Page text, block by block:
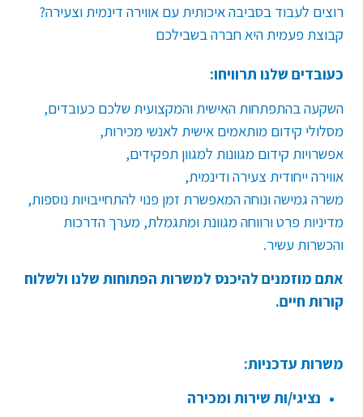
רוצים לעבוד בסביבה איכותית עם אווירה דינמית וצעירה?
קבוצת פעמית היא חברה בשבילכם
כעובדים שלנו תרוויחו:
השקעה בהתפתחות האישית והמקצועית שלכם כעובדים,
מסלולי קידום מותאמים אישית לאנשי מכירות,
אפשרויות קידום מגוונות למגוון תפקידים,
אווירה ייחודית צעירה ודינמית,
משרה גמישה ונוחה המאפשרת זמן פנוי להתחייבויות נוספות,
מדיניות פרט ורווחה מגוונת ומתגמלת, מערך הדרכות
והכשרות עשיר.
אתם מוזמנים להיכנס למשרות הפתוחות שלנו ולשלוח
קורות חיים.
משרות עדכניות:
נציגי/ות שירות ומכירה